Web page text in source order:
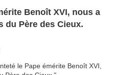
Benoît XVI, nous a
du Père des Cieux.